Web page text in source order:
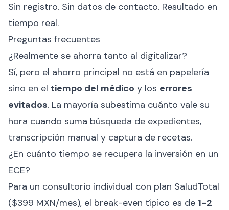
Sin registro. Sin datos de contacto. Resultado en
tiempo real.
Preguntas frecuentes
¿Realmente se ahorra tanto al digitalizar?
Sí, pero el ahorro principal no está en papelería
sino en el tiempo del médico y los errores
evitados. La mayoría subestima cuánto vale su
hora cuando suma búsqueda de expedientes,
transcripción manual y captura de recetas.
¿En cuánto tiempo se recupera la inversión en un
ECE?
Para un consultorio individual con plan SaludTotal
($399 MXN/mes), el break-even típico es de 1-2